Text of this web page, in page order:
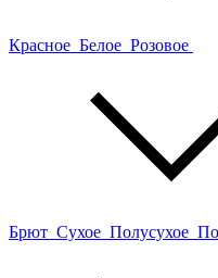
Красное Белое Розовое
Брют Сухое Полусухое